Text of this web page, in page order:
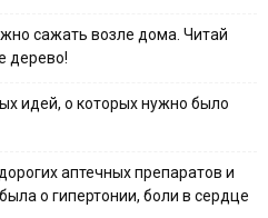
сажать возле дома. Читай
дерево!
идей, о которых нужно было
аптечных препаратов и
о гипертонии, боли в сердце